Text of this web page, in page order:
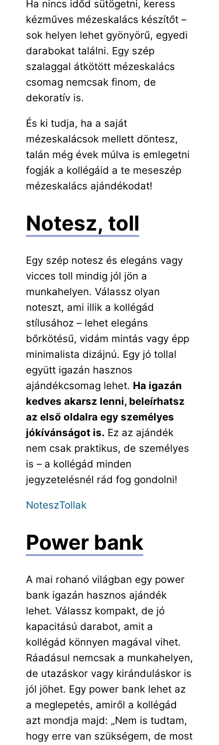
Ha nincs időd sütögetni, keress
kézműves mézeskalács készítőt –
sok helyen lehet gyönyörű, egyedi
darabokat találni. Egy szép
szalaggal átkötött mézeskalács
csomag nemcsak finom, de
dekoratív is.
És ki tudja, ha a saját
mézeskalácsok mellett döntesz,
talán még évek múlva is emlegetni
fogják a kollégáid a te meseszép
mézeskalács ajándékodat!
Notesz, toll
Egy szép notesz és elegáns vagy
vicces toll mindig jól jön a
munkahelyen. Válassz olyan
noteszt, ami illik a kollégád
stílusához – lehet elegáns
bőrkötésű, vidám mintás vagy épp
minimalista dizájnú. Egy jó tollal
együtt igazán hasznos
ajándékcsomag lehet. Ha igazán
kedves akarsz lenni, beleírhatsz
az első oldalra egy személyes
jókívánságot is. Ez az ajándék
nem csak praktikus, de személyes
is – a kollégád minden
jegyzetelésnél rád fog gondolni!
NoteszTollak
Power bank
A mai rohanó világban egy power
bank igazán hasznos ajándék
lehet. Válassz kompakt, de jó
kapacitású darabot, amit a
kollégád könnyen magával vihet.
Ráadásul nemcsak a munkahelyen,
de utazáskor vagy kiránduláskor is
jól jöhet. Egy power bank lehet az
a meglepetés, amiről a kollégád
azt mondja majd: „Nem is tudtam,
hogy erre van szükségem, de most